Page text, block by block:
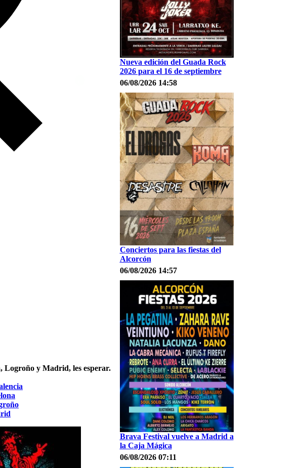
Logroño y Madrid, les esperar.
Nueva edición del Guada Rock
2026 para el 16 de septiembre
06/08/2026 14:58
Conciertos para las fiestas del
Alcorcón
06/08/2026 14:57
Brava Festival vuelve a Madrid a
la Caja Mágica
06/08/2026 07:11